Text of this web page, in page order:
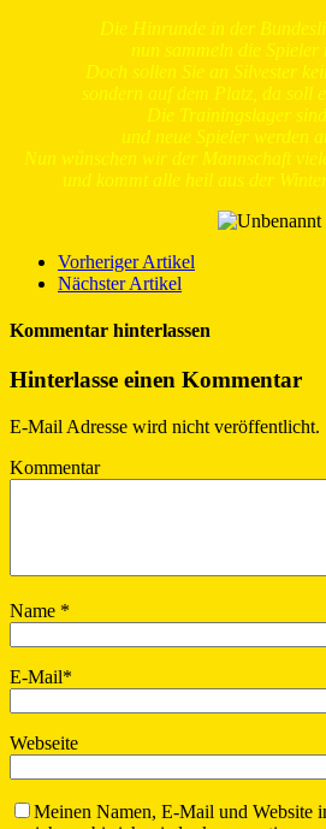
Die Hinrunde in der
nun sammeln die Spieler
Doch sollen Sie an Silvester
sondern auf dem Platz, da soll
Die Trainingslager
und neue Spieler werden
Nun wünschen wir der Mannschaft
und kommt alle heil aus der
Vorheriger Artikel
Nächster Artikel
Kommentar hinterlassen
Hinterlasse einen Kommentar
E-Mail Adresse wird nicht veröffentlicht.
Kommentar
Name *
E-Mail*
Webseite
Meinen Namen, E-Mail und Website